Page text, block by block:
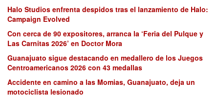
Halo Studios enfrenta despidos tras el lanzamiento de Halo:
Campaign Evolved
Con cerca de 90 expositores, arranca la ‘Feria del Pulque y
Las Carnitas 2026’ en Doctor Mora
Guanajuato sigue destacando en medallero de los Juegos
Centroamericanos 2026 con 43 medallas
Accidente en camino a las Momias, Guanajuato, deja un
motociclista lesionado